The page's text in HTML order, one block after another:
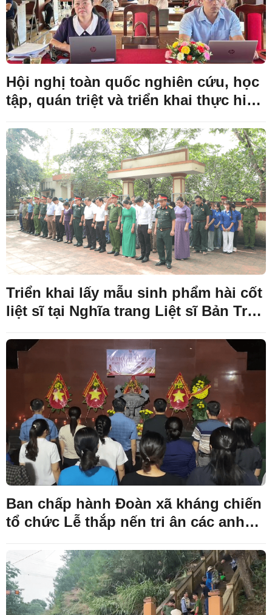
Hội nghị toàn quốc nghiên cứu, học
tập, quán triệt và triển khai thực hiện
Chấp hành Trung ương Đảng khóa
XIV.
Triển khai lấy mẫu sinh phẩm hài cốt
liệt sĩ tại Nghĩa trang Liệt sĩ Bản Trại,
Ban chấp hành Đoàn xã kháng chiến
tổ chức Lễ thắp nến tri ân các anh